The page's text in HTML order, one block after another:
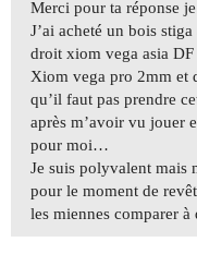
Merci pour ta réponse
J’ai acheté un bois
droit xiom vega asia
Xiom vega pro 2mm et
qu’il faut pas prendre
après m’avoir vu jouer
pour moi…
Je suis polyvalent mais
pour le moment de
les miennes comparer